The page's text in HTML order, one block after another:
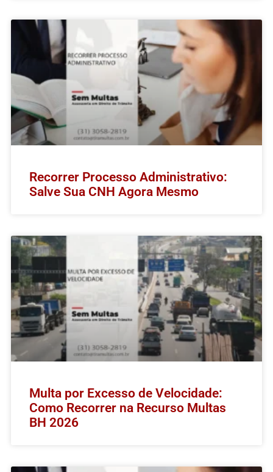
Recorrer Processo Administrativo:
Salve Sua CNH Agora Mesmo
Multa por Excesso de Velocidade:
Como Recorrer na Recurso Multas
BH 2026